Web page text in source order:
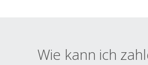
Wie kann ich